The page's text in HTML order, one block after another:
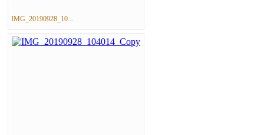
IMG_20190928_10...